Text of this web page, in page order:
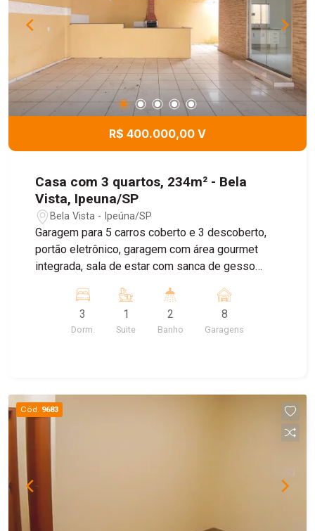
R$ 400.000,00 V
Casa com 3 quartos, 234m² - Bela
Vista, Ipeuna/SP
Bela Vista - Ipeúna/SP
Garagem para 5 carros coberto e 3 descoberto,
portão eletrônico, garagem com área gourmet
integrada, sala de estar com sanca de gesso
suíte, banheiro social lavanderia coberta, casa
com corredor em toda sua volta
3
Dorm.
1
Suite
2
Banho
8
Garagens
Cód. 9683